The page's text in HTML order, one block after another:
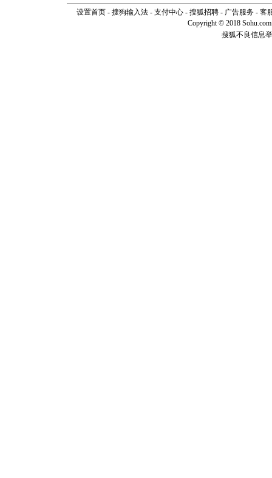
你是我专
[元旦] 如
起；二是
离。水晶
设置首页- 搜狗输入法- 支付中心- 搜狐招聘- 广告服务- 客
Copyright © 2018
搜狐不良信息